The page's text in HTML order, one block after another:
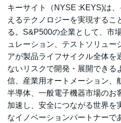
キーサイト（NYSE :KEYS)は
えるテクノロジーを実現するこ
る。S&P500の企業として、市
ュレーション、テストソリュー
アが製品ライフサイクル全体を
ないリスクで開発・展開できる
信、産業用オートメーション、
半導体、一般電子機器市場のお
加速し、安全につながる世界を
なイノベーションパートナーで